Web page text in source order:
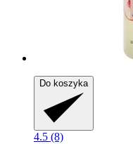
Do koszyka
4.5 (8)